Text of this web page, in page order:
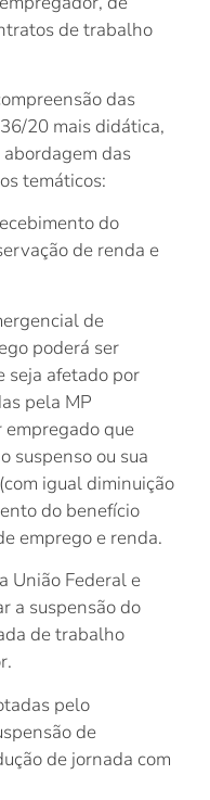
de trabalho
das
20 mais didática,
das
temáticos:
do
de renda e
de
poderá ser
seja afetado por
pela MP
que
suspenso ou sua
igual diminuição
do benefício
emprego e renda.
União Federal e
a suspensão do
de trabalho
pelo
de
de jornada com